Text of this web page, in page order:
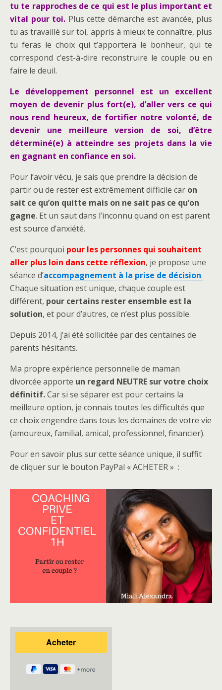
tu te rapproches de ce qui est le plus important et
vital pour toi. Plus cette démarche est avancée, plus
tu as travaillé sur toi, appris à mieux te connaître, plus
tu feras le choix qui t’apportera le bonheur, qui te
correspond c’est-à-dire reconstruire le couple ou en
faire le deuil.
Le développement personnel est un excellent
moyen de devenir plus fort(e), d’aller vers ce qui
nous rend heureux, de fortifier notre volonté, de
devenir une meilleure version de soi, d’être
déterminé(e) à atteindre ses projets dans la vie
en gagnant en confiance en soi.
Pour l’avoir vécu, je sais que prendre la décision de
partir ou de rester est extrêmement difficile car on
sait ce qu’on quitte mais on ne sait pas ce qu’on
gagne. Et un saut dans l’inconnu quand on est parent
est source d’anxiété.
C’est pourquoi pour les personnes qui souhaitent
aller plus loin dans cette réflexion, je propose une
séance d’accompagnement à la prise de décision.
Chaque situation est unique, chaque couple est
différent, pour certains rester ensemble est la
solution, et pour d’autres, ce n’est plus possible.
Depuis 2014, j’ai été sollicitée par des centaines de
parents hésitants.
Ma propre expérience personnelle de maman
divorcée apporte un regard NEUTRE sur votre choix
définitif.Car si se séparer est pour certains la
meilleure option, je connais toutes les difficultés que
ce choix engendre dans tous les domaines de votre vie
(amoureux, familial, amical, professionnel, financier).
Pour en savoir plus sur cette séance unique, il suffit
de cliquer sur le bouton PayPal « ACHETER » :